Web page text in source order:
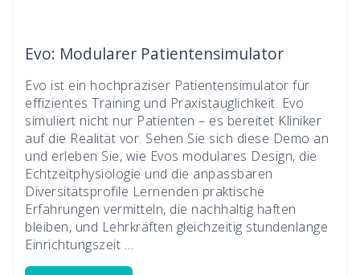
Evo: Modularer Patientensimulator
Evo ist ein hochpräziser Patientensimulator für
effizientes Training und Praxistauglichkeit. Evo
simuliert nicht nur Patienten – es bereitet Kliniker
auf die Realität vor. Sehen Sie sich diese Demo an
und erleben Sie, wie Evos modulares Design, die
Echtzeitphysiologie und die anpassbaren
Diversitätsprofile Lernenden praktische
Erfahrungen vermitteln, die nachhaltig haften
bleiben, und Lehrkräften gleichzeitig stundenlange
Einrichtungszeit …